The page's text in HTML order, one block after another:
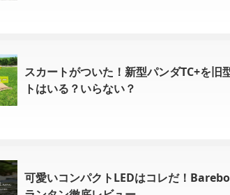
スカートがついた！新型パンダTC+を旧
トはいる？いらない？
可愛いコンパクトLEDはコレだ！